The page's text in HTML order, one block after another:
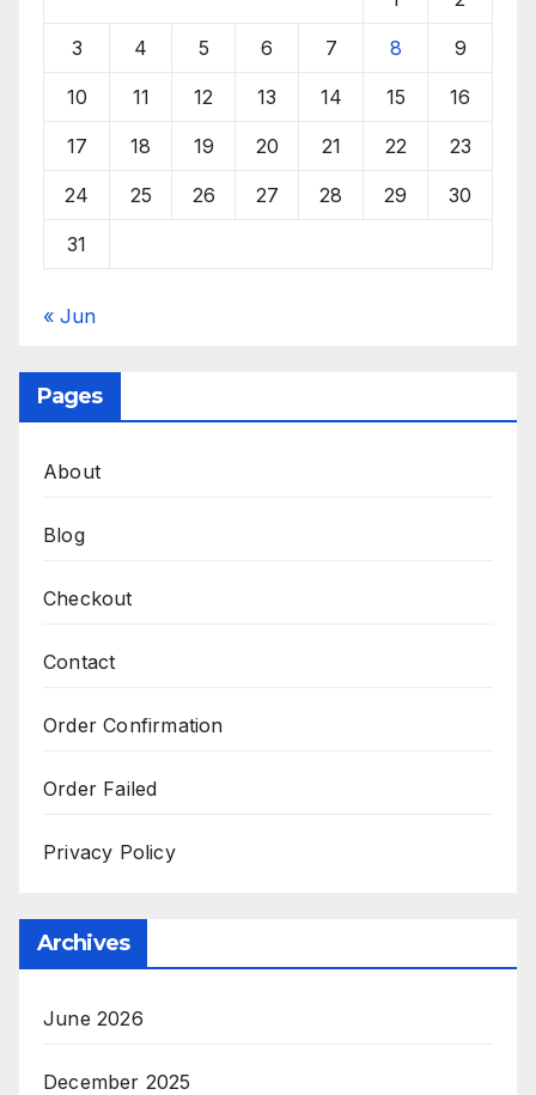
3 4 5 6 7 8 9
10 11 12 13 14 15 16
17 18 19 20 21 22 23
24 25 26 27 28 29 30
31
« Jun
Pages
About
Blog
Checkout
Contact
Order Confirmation
Order Failed
Privacy Policy
Archives
June 2026
December 2025